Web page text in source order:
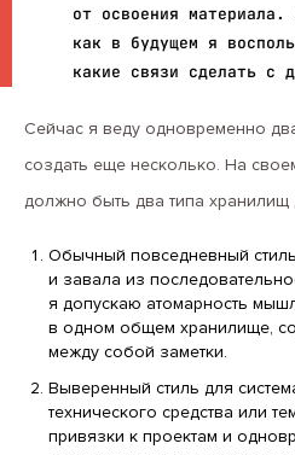
от освоения материала.
как в будущем я
какие связи сделать с
Сейчас я веду одновременно
создать еще несколько. На
должно быть два типа хранилищ
Обычный повседневный
и завала из
я допускаю атомарность
в одном общем хранилище,
между собой заметки.
Выверенный стиль для
технического средства или
привязки к проектам и